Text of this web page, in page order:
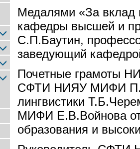
Медалями «За
кафедры высшей и
С.П.Баутин,
заведующий
Почетные грамоты
СФТИ НИЯУ МИФИ
лингвистики
МИФИ Е.В.Войнова
образования и